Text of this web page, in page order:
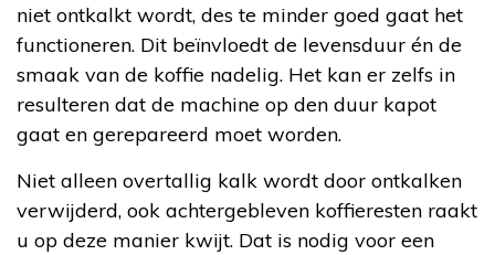
niet ontkalkt wordt, des te minder goed gaat het
functioneren. Dit beïnvloedt de levensduur én de
smaak van de koffie nadelig. Het kan er zelfs in
resulteren dat de machine op den duur kapot
gaat en gerepareerd moet worden.
Niet alleen overtallig kalk wordt door ontkalken
verwijderd, ook achtergebleven koffieresten raakt
u op deze manier kwijt. Dat is nodig voor een